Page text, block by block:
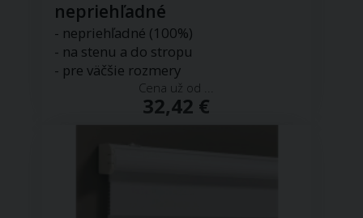
nepriehľadné
- nepriehľadné (100%)
- na stenu a do stropu
- pre väčšie rozmery
Cena už od ...
32,42 €